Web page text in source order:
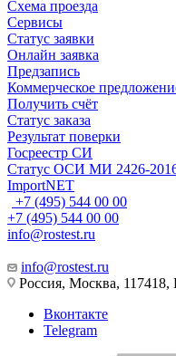
Схема проезда
Сервисы
Статус заявки
Онлайн заявка
Предзапись
Коммерческое
Получить счёт
Статус заказа
Результат поверки
Госреестр СИ
Статус ОСИ МИ 2426-
ImportNET
+7 (495) 544 00 00
+7 (495) 544 00 00
info@rostest.ru
info@rostest.ru
Россия, Москва, 117418,
Вконтакте
Telegram